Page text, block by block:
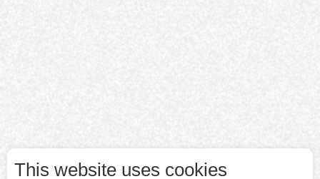
This website uses cookies